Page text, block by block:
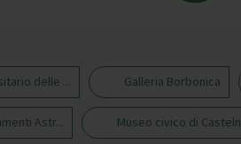
delle ... Galleria Borbonica
Astr... Museo civico di